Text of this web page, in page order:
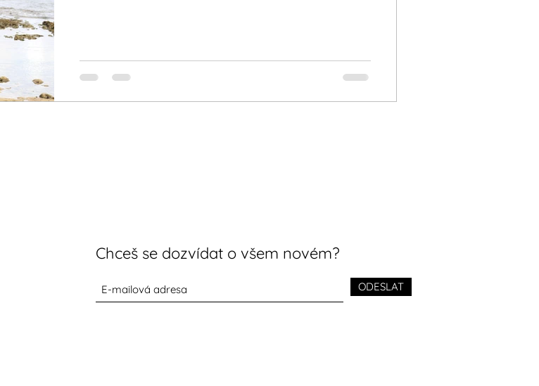
Chceš se dozvídat o všem novém?
ODESLAT